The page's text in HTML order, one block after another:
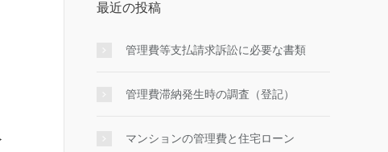
最近の投稿
管理費等支払請求訴訟に必要な書類
管理費滞納発生時の調査（登記）
マンションの管理費と住宅ローン